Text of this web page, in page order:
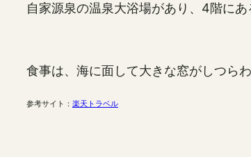
自家源泉の温泉大浴場があり、4階に
食事は、海に面して大きな窓がしつら
参考サイト： 楽天トラベル